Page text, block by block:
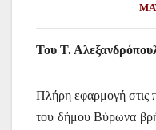
Του Τ.
Πλήρη εφαρμογή στις
του δήμου Βύρωνα